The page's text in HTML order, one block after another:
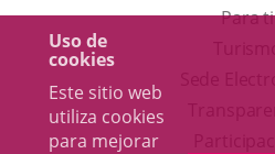
Uso de
cookies
Este sitio web
utiliza cookies
para mejorar
Para ti